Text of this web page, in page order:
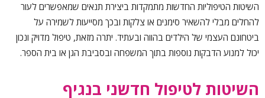
השיטות הטיפוליות החדשות מתמקדות ביצירת תנאים שמאפשרים לעור
להחלים מבלי להשאיר סימנים או צלקות ובכך מסייעות לשמירה על
ביטחונם העצמי של הילדים בהווה ובעתיד. יתרה מזאת, טיפול מדויק ונכון
יכול למנוע הדבקות נוספות בתוך המשפחה ובסביבת הגן או בית הספר.
השיטות לטיפול חדשני בנגיף